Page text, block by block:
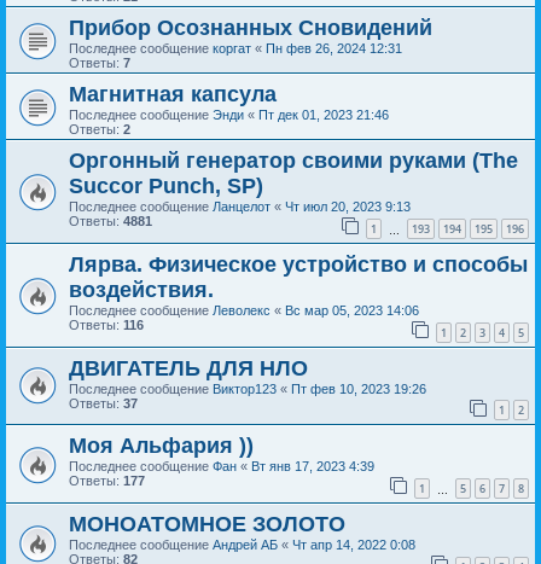
Прибор Осознанных Сновидений
Последнее сообщение коргат « Пн фев 26, 2024 12:31
Ответы: 7
Магнитная капсула
Последнее сообщение Энди « Пт дек 01, 2023 21:46
Ответы: 2
Оргонный генератор своими руками (The
Succor Punch, SP)
Последнее сообщение Ланцелот « Чт июл 20, 2023 9:13
Ответы: 4881 1 193 194 195 196
Лярва. Физическое устройство и способы
воздействия.
Последнее сообщение Леволекс « Вс мар 05, 2023 14:06
Ответы: 116 1 2 3 4 5
ДВИГАТЕЛЬ ДЛЯ НЛО
Последнее сообщение Виктор123 « Пт фев 10, 2023 19:26
Ответы: 37 1 2
Моя Альфария ))
Последнее сообщение Фан « Вт янв 17, 2023 4:39
Ответы: 177 1 5 6 7 8
МОНОАТОМНОЕ ЗОЛОТО
Последнее сообщение Андрей АБ « Чт апр 14, 2022 0:08
Ответы: 82